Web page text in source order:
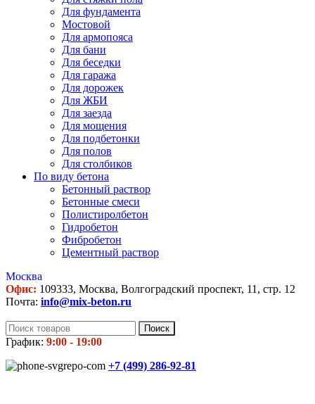
Для фундамента
Мостовой
Для армопояса
Для бани
Для беседки
Для гаража
Для дорожек
Для ЖБИ
Для заезда
Для мощения
Для подбетонки
Для полов
Для столбиков
По виду бетона
Бетонный раствор
Бетонные смеси
Полистиролбетон
Гидробетон
Фибробетон
Цементный раствор
Москва
Офис: 109333, Москва, Волгоградский проспект, 11, стр. 12
Почта: info@mix-beton.ru
Поиск
График: 9:00 - 19:00
+7 (499) 286-92-81